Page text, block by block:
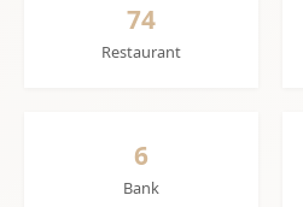
74
Restaurant
6
Bank